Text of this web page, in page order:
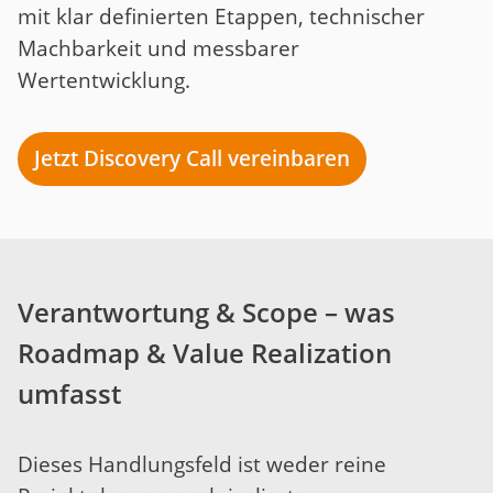
mit klar definierten Etappen, technischer
Machbarkeit und messbarer
Wertentwicklung.
Jetzt Discovery Call vereinbaren
Verantwortung & Scope – was
Roadmap & Value Realization
umfasst
Dieses Handlungsfeld ist weder reine